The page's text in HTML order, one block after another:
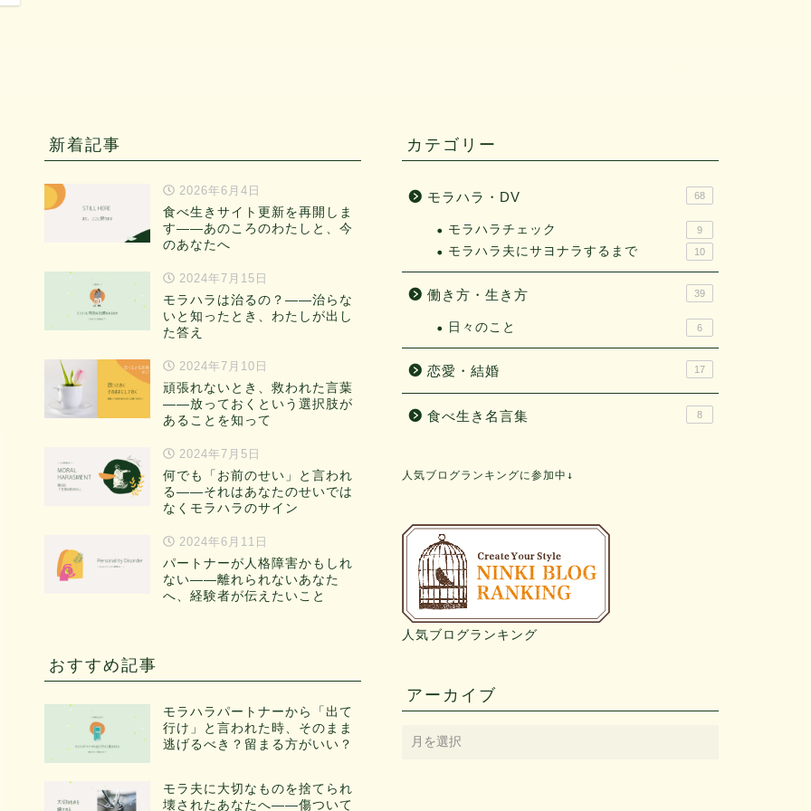
新着記事
2026年6月4日
食べ生きサイト更新を再開しま
す——あのころのわたしと、今
のあなたへ
2024年7月15日
モラハラは治るの？——治らな
いと知ったとき、わたしが出し
た答え
2024年7月10日
頑張れないとき、救われた言葉
——放っておくという選択肢が
あることを知って
2024年7月5日
何でも「お前のせい」と言われ
る——それはあなたのせいでは
なくモラハラのサイン
2024年6月11日
パートナーが人格障害かもしれ
ない——離れられないあなた
へ、経験者が伝えたいこと
おすすめ記事
モラハラパートナーから「出て
行け」と言われた時、そのまま
逃げるべき？留まる方がいい？
モラ夫に大切なものを捨てられ
壊されたあなたへ——傷ついて
カテゴリー
モラハラ・DV 68
モラハラチェック 9
モラハラ夫にサヨナラするまで 10
働き方・生き方 39
日々のこと 6
恋愛・結婚 17
食べ生き名言集 8
人気ブログランキングに参加中↓
人気ブログランキング
アーカイブ
ア
ー